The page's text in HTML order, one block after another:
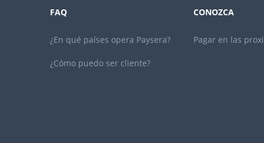
FAQ
¿En qué países opera Paysera?
¿Cómo puedo ser cliente?
CONOZCA
Pagar en las